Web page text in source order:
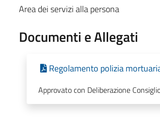
Area dei servizi alla persona
Documenti e Allegati
Regolamento polizia
Approvato con Deliberazione